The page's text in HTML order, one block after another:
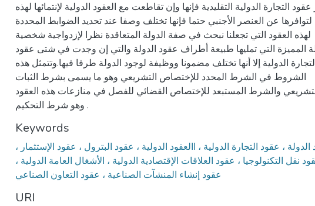
التجارة الدولية التقليدية فإنها وإن تقاطعت مع العقود الدولية لإنتمائها لهذه
لتوافرها عن العنصر الأجنبي حتما فإنها تختلف وصفا عند تحديد الضوابط المحددة
لهذه العقود التي تجعلنا نبحث في صفة الدولة المتعاقدة نظرا لإزدواجية شخصية
المميزة التي تمليها طبيعة أطراف عقود الدولة والتي إن وجدت في شتى عقود
الدولية إلا أنها تختلف مضمونا ووظيفة لوجود الدولة طرفا فيها.وتتمثل هذه
الشروط في الشرط المحدد للإختصاص التشريعي وهو ما يسمى بشرط الثبات
والشرط المستبعد للإختصاص القضائي للفصل في منازعات هذه العقود
وهو شرط التحكيم .
Keywords
، عقود التجارة الدولية ، االعقود الدولية ، عقود البترول ، عقود الإستثمار ،
نقل التكنولوجيا ، عقود العلاقات الإقتصادية الدولية ، الأشغال العامة الدولية ،
عقود إنشاء المنشآت الصناعية ، عقود التعاون الصناعي
URI